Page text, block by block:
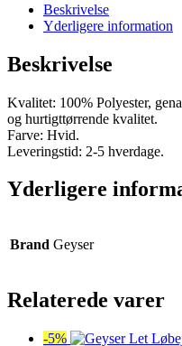
Beskrivelse
Yderligere information
Beskrivelse
Kvalitet: 100% Polyester,
og hurtigttørrende kvalitet.
Farve: Hvid.
Leveringstid: 2-5 hverdage.
Yderligere
Brand Geyser
Relaterede varer
-5%